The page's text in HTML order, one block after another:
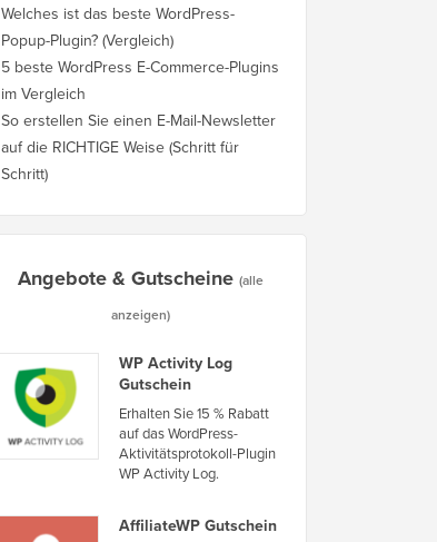
Welches ist das beste WordPress-
Popup-Plugin? (Vergleich)
5 beste WordPress E-Commerce-Plugins
im Vergleich
So erstellen Sie einen E-Mail-Newsletter
auf die RICHTIGE Weise (Schritt für
Schritt)
Angebote & Gutscheine (alle
anzeigen)
WP Activity Log
Gutschein
Erhalten Sie 15 % Rabatt
auf das WordPress-
Aktivitätsprotokoll-Plugin
WP Activity Log.
AffiliateWP Gutschein